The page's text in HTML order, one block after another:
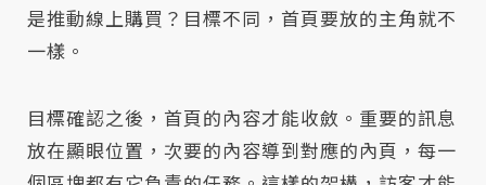
是推動線上購買？目標不同，首頁要放的主角就不
一樣。
目標確認之後，首頁的內容才能收斂。重要的訊息
放在顯眼位置，次要的內容導到對應的內頁，每一